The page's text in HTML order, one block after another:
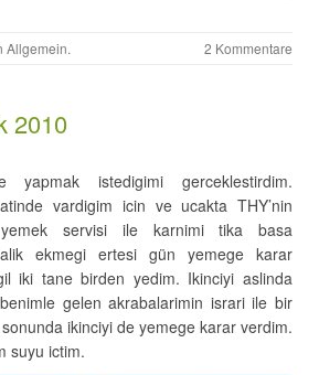
Allgemein. 2 Kommentare
2010
istedigimi gerceklestirdim.
vardigim icin ve ucakta THY’nin
servisi ile karnimi tika basa
ekmegi ertesi gün yemege karar
iki tane birden yedim. Ikinciyi aslinda
gelen akrabalarimin israri ile bir
ikinciyi de yemege karar verdim.
suyu ictim.